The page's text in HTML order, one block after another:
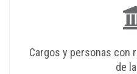
Cargos y personas con
de